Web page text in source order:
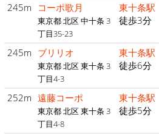
245m コーポ歌月
東京都 北区 中十条 3
丁目35-23
東十条駅
徒歩3分
245m ブリリオ
東京都 北区 東十条 3
丁目4-3
東十条駅
徒歩6分
252m 遠藤コーポ
東京都 北区 東十条 3
丁目4-8
東十条駅
徒歩5分